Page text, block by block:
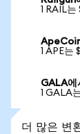
1 RAIL는
1 APE는
GALA에
1 GALA
더 많은 변